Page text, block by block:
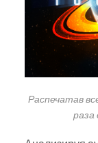
Распечатав
раза